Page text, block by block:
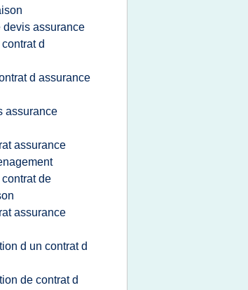
devis assurance
d
d assurance
assurance
assurance
de
assurance
d un contrat d
de contrat d